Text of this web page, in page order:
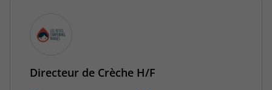
Directeur de Crèche H/F